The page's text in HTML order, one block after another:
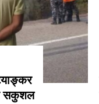
सकुशल